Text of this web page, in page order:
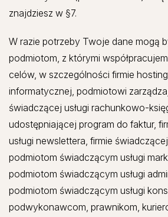
znajdziesz w §7.
W razie potrzeby Twoje dane mogą
podmiotom, z którymi
celów, w szczególności firmie
informatycznej, podmiotowi
świadczącej usługi rachunkowo-
udostępniającej program do faktur,
usługi newslettera, firmie
podmiotom świadczącym usługi
podmiotom świadczącym usługi
podmiotom świadczącym usługi
podwykonawcom, prawnikom,